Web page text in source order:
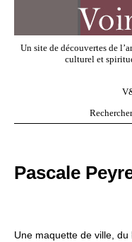
Un site de découvertes de
culturel et
Pascale
Une maquette de ville,